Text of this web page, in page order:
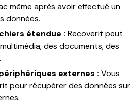
même après avoir effectué un
données.
étendue : Recoverit peut
des documents, des
externes : Vous
pour récupérer des données sur